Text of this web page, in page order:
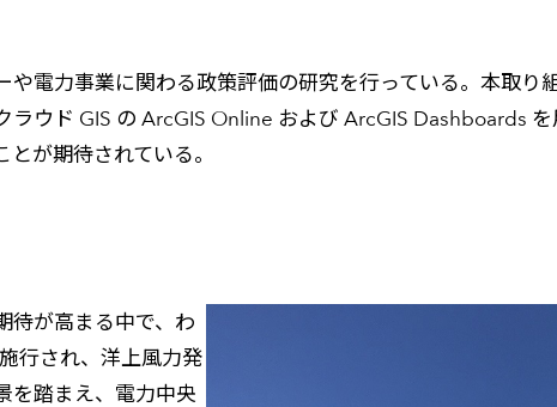
電力事業に関わる政策評価の研究を行っている。本取り
ウド GIS の ArcGIS Online および ArcGIS Dashboards
が期待されている。
待が高まる中で、わ
行され、洋上風力発
を踏まえ、電力中央